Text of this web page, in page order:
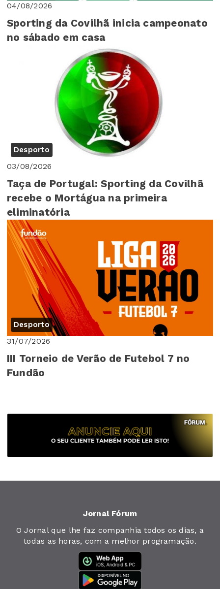
04/08/2026
Sporting da Covilhã inicia campeonato
no sábado em casa
Desporto
03/08/2026
Taça de Portugal: Sporting da Covilhã
recebe o Mortágua na primeira
eliminatória
Desporto
31/07/2026
III Torneio de Verão de Futebol 7 no
Fundão
Jornal Fórum
O Jornal que lhe faz companhia todos os dias, a
todas as horas, com a melhor programação.